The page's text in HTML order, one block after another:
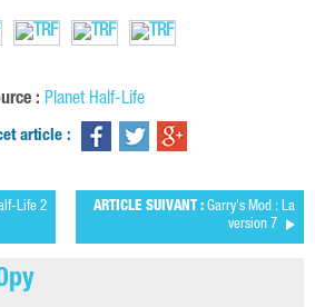
: Planet Half-Life
article :
Life 2
ARTICLE SUIVANT : Garry's Mod : La
version 7